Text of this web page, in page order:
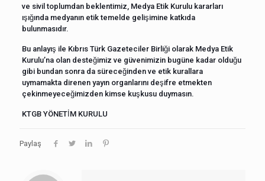
ve sivil toplumdan beklentimiz, Medya Etik Kurulu kararları
ışığında medyanın etik temelde gelişimine katkıda
bulunmasıdır.
Bu anlayış ile Kıbrıs Türk Gazeteciler Birliği olarak Medya Etik
Kurulu’na olan desteğimiz ve güvenimizin bugüne kadar olduğu
gibi bundan sonra da süreceğinden ve etik kurallara
uymamakta direnen yayın organlarını deşifre etmekten
çekinmeyeceğimizden kimse kuşkusu duymasın.
KTGB YÖNETİM KURULU
Paylaş